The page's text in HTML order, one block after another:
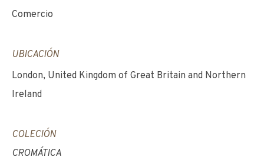
Comercio
UBICACIÓN
London, United Kingdom of Great Britain and Northern
Ireland
COLECIÓN
CROMÁTICA